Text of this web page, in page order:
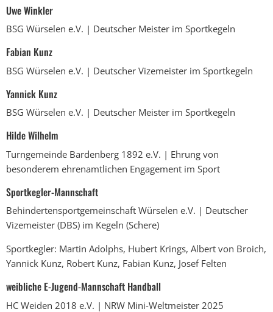
Uwe Winkler
BSG Würselen e.V. | Deutscher Meister im Sportkegeln
Fabian Kunz
BSG Würselen e.V. | Deutscher Vizemeister im Sportkegeln
Yannick Kunz
BSG Würselen e.V. | Deutscher Meister im Sportkegeln
Hilde Wilhelm
Turngemeinde Bardenberg 1892 e.V. | Ehrung von
besonderem ehrenamtlichen Engagement im Sport
Sportkegler-Mannschaft
Behindertensportgemeinschaft Würselen e.V. | Deutscher
Vizemeister (DBS) im Kegeln (Schere)
Sportkegler: Martin Adolphs, Hubert Krings, Albert von Broich,
Yannick Kunz, Robert Kunz, Fabian Kunz, Josef Felten
weibliche E-Jugend-Mannschaft Handball
HC Weiden 2018 e.V. | NRW Mini-Weltmeister 2025